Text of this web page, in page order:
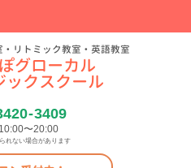
リトミック教室・英語教室
グローカル
ックスクール
-3409
〜20:00
れない場合があります